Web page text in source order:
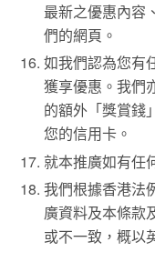
最新之優惠內容
們的網頁。
如我們認為您有
獲享優惠。我們
的額外「獎賞錢
您的信用卡。
就本推廣如有任
我們根據香港法
廣資料及本條款
或不一致，概以